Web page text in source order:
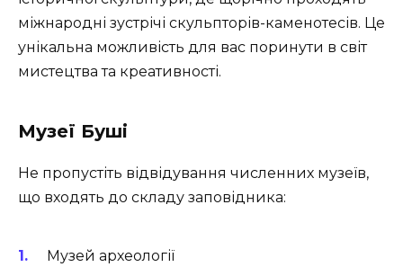
міжнародні зустрічі скульпторів-каменотесів. Це
унікальна можливість для вас поринути в світ
мистецтва та креативності.
Музеї Буші
Не пропустіть відвідування численних музеїв,
що входять до складу заповідника:
Музей археології